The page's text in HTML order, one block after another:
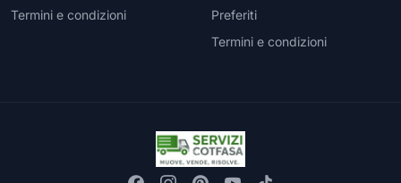
Termini e condizioni
Preferiti
Termini e condizioni